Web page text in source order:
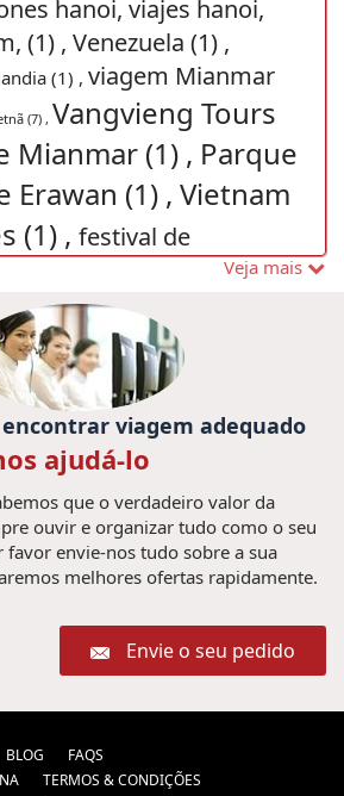
hanoi, viajes hanoi,
(1) , Venezuela (1) ,
(1) , viagem Mianmar
(7) , Vangvieng Tours
Mianmar (1) , Parque
Erawan (1) , Vietnam
(1) , festival de
cosas que hacer
Luang Prabang (1) ,
(1) ,Viagens a Tailandia (9) ,
(1) ,Cueva En (1) ,
Camboya (1) ,
viagem
se você está
ir para a Tailândia (1) ,
holidays (1) , Viajes privado a
viaje a Tailandia (1) ,
de birmania (1) ,viajes sapa (1) ,
viagem ao vietname ,
, Viagens
ao Vietna ,
, Sapa Vietnam ,
Veja mais
viagem adequado
ajudá-lo
que o verdadeiro valor da
ouvir e organizar tudo como o seu
favor envie-nos tudo sobre a sua
melhores ofertas rapidamente.
Envie o seu pedido
BLOG
FAQS
TERMOS & CONDIÇÕES